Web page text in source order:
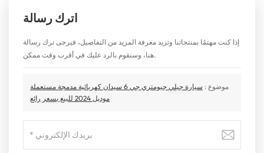
اترك رسالة
إذا كنت مهتمًا بمنتجاتنا وتريد معرفة المزيد من التفاصيل، فيرجى ترك رسالة
هنا، وسنقوم بالرد عليك في أقرب وقت ممكن.
موضوع :
سيارة جيلي جيومتري جي 6 سيدان كهربائية مدمجة مستعملة
موديل 2024 للبيع بسعر رائع